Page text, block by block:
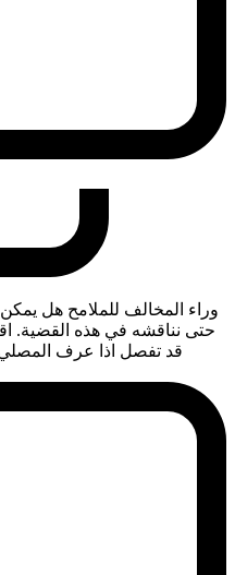
وراء المخالف للملامح هل
حتى نناقشه في هذه القضية.
قد تفصل اذا عرف